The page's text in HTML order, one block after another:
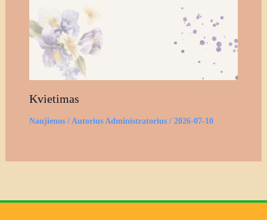
Kvietimas
Naujienos/ Autorius Administratorius / 2026-07-10